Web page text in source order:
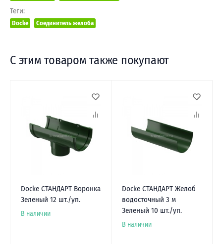
Теги:
Docke Соединитель желоба
С этим товаром также покупают
Docke СТАНДАРТ Воронка
Зеленый 12 шт./уп.
В наличии
Docke СТАНДАРТ Желоб
водосточный 3 м
Зеленый 10 шт./уп.
В наличии